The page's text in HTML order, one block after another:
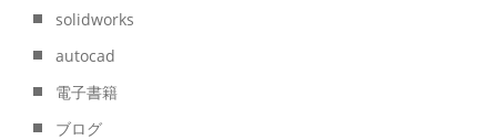
solidworks
autocad
電子書籍
ブログ